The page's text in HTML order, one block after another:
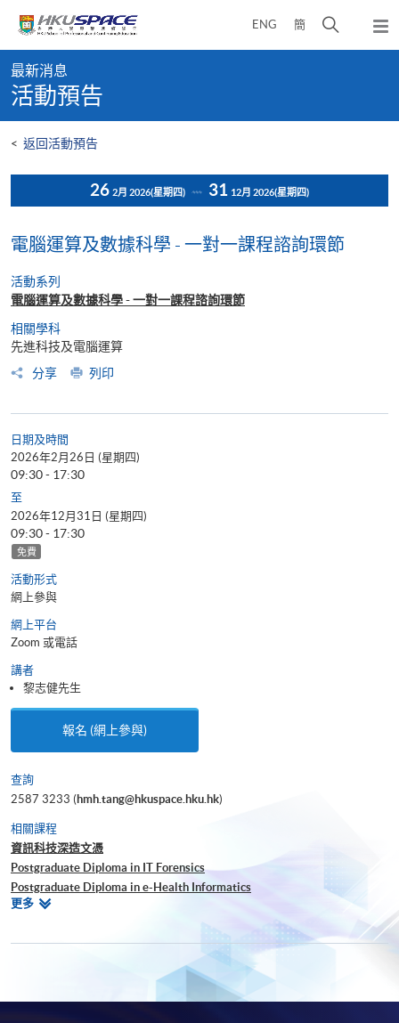
content
ENG 簡
開
彈
出
content
start
最新消息
活動預告
< 返回活動預告
26 2月 2026(星期四) 31 12月 2026(星期四)
電腦運算及數據科學 - 一對一課程諮詢環節
活動系列
電腦運算及數據科學 - 一對一課程諮詢環節
相關學科
先進科技及電腦運算
分享
列印
日期及時間
2026年2月26日 (星期四)
09:30 - 17:30
至
2026年12月31日 (星期四)
09:30 - 17:30
免費
活動形式
網上參與
網上平台
Zoom 或電話
講者
黎志健先生
報名 (網上參與)
查詢
2587 3233 (hmh.tang@hkuspace.hku.hk)
相關課程
資訊科技深造文憑
Postgraduate Diploma in IT Forensics
Postgraduate Diploma in e-Health Informatics
Bachelor of Science (Honours) in Information Technology
BSc (Hons) Computer Science (Cyber Security)
Advanced Diploma in Business Information Technology
Advanced Diploma in Big Data Analytics and Applications
Certificate in Applied Machine Learning
更多相